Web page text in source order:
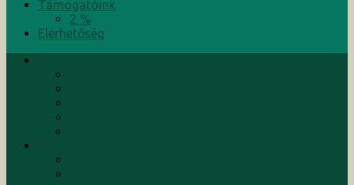
Támogatóink
2 %
Elérhetőség